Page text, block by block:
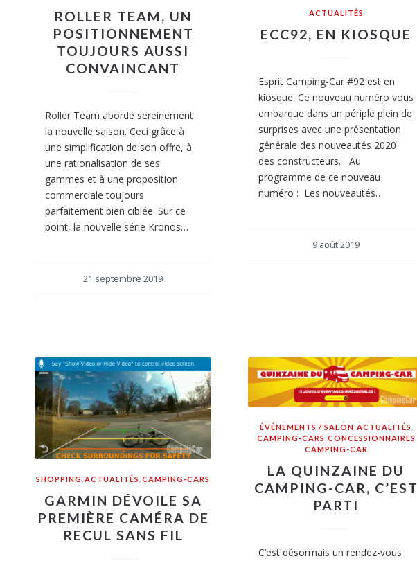
ROLLER TEAM, UN
POSITIONNEMENT
TOUJOURS AUSSI
CONVAINCANT
Roller Team aborde sereinement
la nouvelle saison. Ceci grâce à
une simplification de son offre, à
une rationalisation de ses
gammes et à une proposition
commerciale toujours
parfaitement bien ciblée. Sur ce
point, la nouvelle série Kronos…
21 septembre 2019
ACTUALITÉS
ECC92, EN KIOSQUE
Esprit Camping-Car #92 est en
kiosque. Ce nouveau numéro vous
embarque dans un périple plein de
surprises avec une présentation
générale des nouveautés 2020
des constructeurs. Au
programme de ce nouveau
numéro : Les nouveautés…
9 août 2019
SHOPPING ,ACTUALITÉS ,CAMPING-CARS
GARMIN DÉVOILE SA
PREMIÈRE CAMÉRA DE
RECUL SANS FIL
ÉVÉNEMENTS / SALON ACTUALITÉS
CAMPING-CARS CONCESSIONNAIRES
CAMPING-CAR
LA QUINZAINE DU
CAMPING-CAR, C’EST
PARTI
C’est désormais un rendez-vous